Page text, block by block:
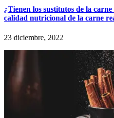
¿Tienen los sustitutos de la
calidad nutricional de la carne
23 diciembre, 2022